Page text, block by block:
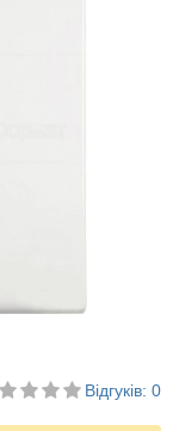
Відгуків: 0